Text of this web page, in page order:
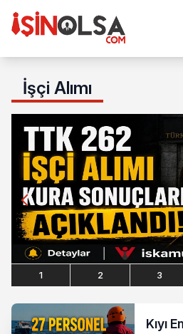
İşçi Alımı
1 2 3
Kıyı